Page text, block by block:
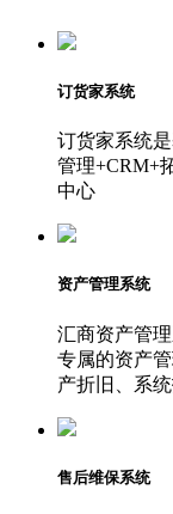
订货家系统
订货家系统
管理+CRM+
中心
资产管理系统
汇商资产管
专属的资产
产折旧、系
售后维保系统